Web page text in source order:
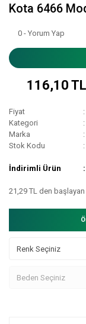
Kota 6466
0 - Yorum Yap
116,10
Fiyat
Kategori
Marka
Stok Kodu
İndirimli Ürün
21,29 TL den